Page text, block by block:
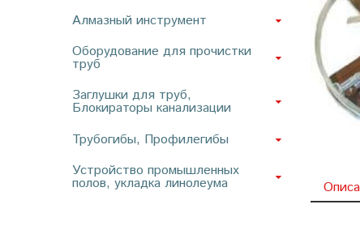
Алмазный инструмент
Оборудование для прочистки
труб
Заглушки для труб,
Блокираторы канализации
Трубогибы, Профилегибы
Устройство промышленных
полов, укладка линолеума